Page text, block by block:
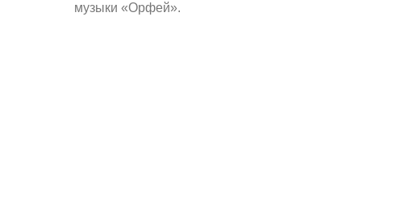
музыки «Орфей».